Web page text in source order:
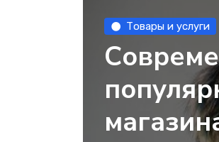
Товары и услуги